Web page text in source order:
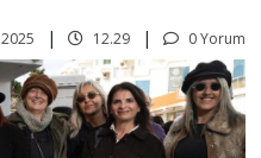
0 Yorum
12.29